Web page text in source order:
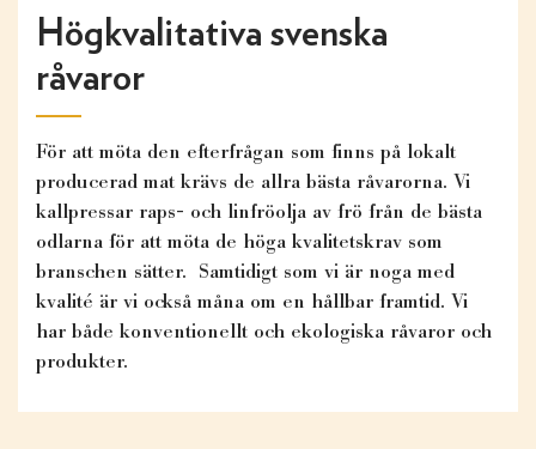
Högkvalitativa svenska
råvaror
För att möta den efterfrågan som finns på lokalt
producerad mat krävs de allra bästa råvarorna. Vi
kallpressar raps- och linfröolja av frö från de bästa
odlarna för att möta de höga kvalitetskrav som
branschen sätter. Samtidigt som vi är noga med
kvalité är vi också måna om en hållbar framtid. Vi
har både konventionellt och ekologiska råvaror och
produkter.